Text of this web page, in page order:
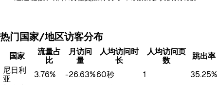
热门国家/地区访客分布
国家
流量占
比
月访问
量
人均访问时
长
人均访问页
数
跳出率
尼日利
亚
3.76% -26.63%60秒 1
35.25%